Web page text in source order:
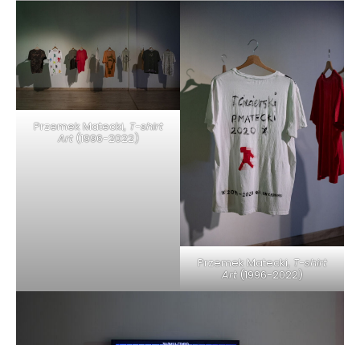
Przemek Matecki,T-shirt
Art(1996-2022)
Przemek Matecki,T-shirt
Art(1996-2022)